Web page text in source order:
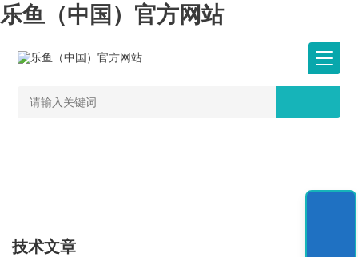
乐鱼（中国）官方网站
技术文章